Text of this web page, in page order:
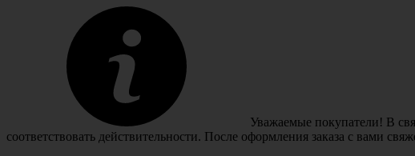
Уважаемые покупатели! В
соответствовать действительности. После оформления заказа с вами